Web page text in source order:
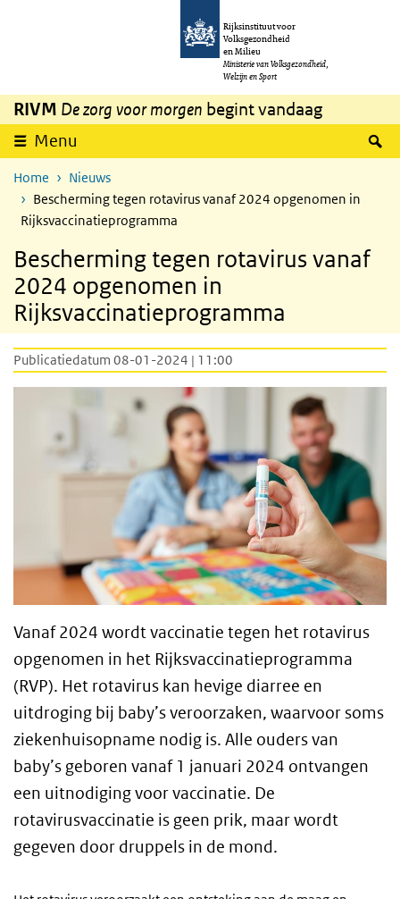
Overslaan en naar de inhoud gaan
Rijksinstituut voor
Volksgezondheid
en Milieu
Ministerie van Volksgezondheid,
Welzijn en Sport
RIVM De zorg voor morgen begint vandaag
Menu
Home
Nieuws
Bescherming tegen rotavirus vanaf 2024 opgenomen in
Rijksvaccinatieprogramma
Bescherming tegen rotavirus vanaf
2024 opgenomen in
Rijksvaccinatieprogramma
Publicatiedatum 08-01-2024 | 11:00
Vanaf 2024 wordt vaccinatie tegen het rotavirus
opgenomen in het Rijksvaccinatieprogramma
(RVP). Het rotavirus kan hevige diarree en
uitdroging bij baby’s veroorzaken, waarvoor soms
ziekenhuisopname nodig is. Alle ouders van
baby’s geboren vanaf 1 januari 2024 ontvangen
een uitnodiging voor vaccinatie. De
rotavirusvaccinatie is geen prik, maar wordt
gegeven door druppels in de mond.